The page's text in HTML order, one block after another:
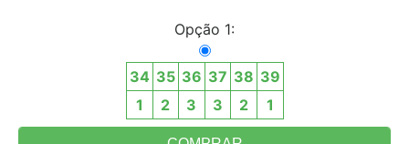
Opção 1:
34 35 36 37 38 39
1
2 3 3 2 1